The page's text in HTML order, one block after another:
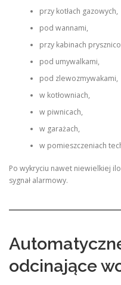
przy kotłach gazowych,
pod wannami,
przy kabinach
pod umywalkami,
pod zlewozmywakami,
w kotłowniach,
w piwnicach,
w garażach,
w pomieszczeniach
Po wykryciu nawet niewielkiej
sygnał alarmowy.
odcinające